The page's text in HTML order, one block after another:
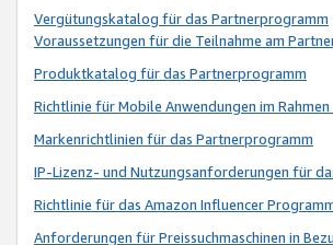
Vergütungskatalog für das Partnerprogramm
Voraussetzungen für die Teilnahme am
Produktkatalog für das Partnerprogramm
Richtlinie für Mobile Anwendungen im
Markenrichtlinien für das Partnerprogramm
IP-Lizenz- und Nutzungsanforderungen für
Richtlinie für das Amazon Influencer
Anforderungen für Preissuchmaschinen in